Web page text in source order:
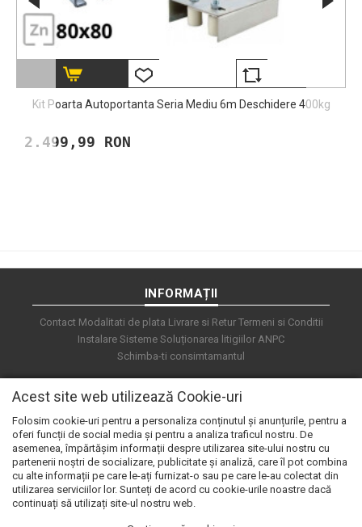
Kit Poarta Autoportanta Seria Mediu 6m Deschidere 400kg
2.499,99 RON
INFORMAȚII
Contact Modalitati de plata Livrare si Retur Termeni si Conditii
Instalare Sisteme Soluționarea litigiilor ANPC
Schimba-ti consimtamantul
Acest site web utilizează Cookie-uri
Folosim cookie-uri pentru a personaliza conținutul și anunțurile, pentru a
oferi funcții de social media și pentru a analiza traficul nostru. De
asemenea, împărtășim informații despre utilizarea site-ului nostru cu
partenerii noștri de socializare, publicitate și analiză, care îl pot combina
cu alte informații pe care le-ați furnizat-o sau pe care le-au colectat din
utilizarea serviciilor lor. Sunteți de acord cu cookie-urile noastre dacă
continuați să utilizați site-ul nostru web.